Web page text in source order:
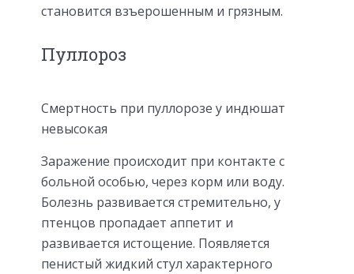
становится взъерошенным и грязным.
Пуллороз
Смертность при пуллорозе у индюшат
невысокая
Заражение происходит при контакте с
больной особью, через корм или воду.
Болезнь развивается стремительно, у
птенцов пропадает аппетит и
развивается истощение. Появляется
пенистый жидкий стул характерного